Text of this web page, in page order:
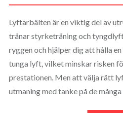
Lyftarbälten är en viktig del av
tränar styrketräning och
ryggen och hjälper dig att hålla
tunga lyft, vilket minskar risken
prestationen. Men att välja rätt
utmaning med tanke på de